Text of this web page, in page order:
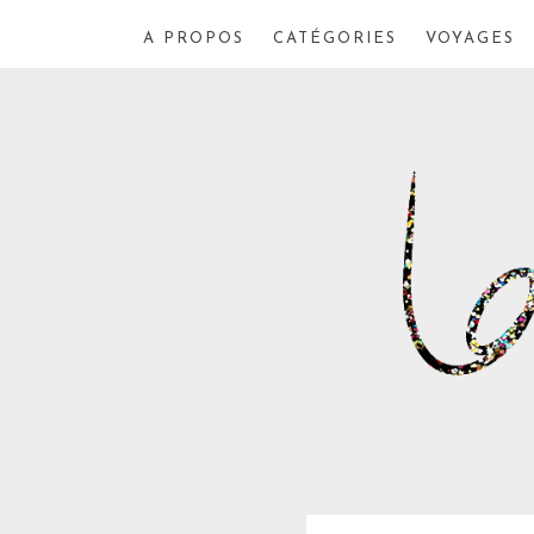
A PROPOS CATÉGORIES VOYAGES